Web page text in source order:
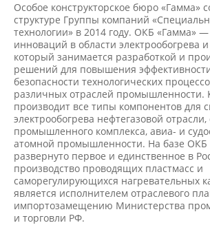
Особое конструкторское бюро «Гамма»
структуре Группы компаний
технологии» в 2014 году. ОКБ «Гамма»
инноваций в области электрообогрева
который занимается разработкой и
решений для повышения
безопасности технологических
различных отраслей промышленности.
производит все типы компонентов для
электрообогрева нефтегазовой
промышленного комплекса, авиа- и
атомной промышленности. На базе ОКБ
развернуто первое и единственное в
производство проводящих пластмасс и
саморегулирующихся нагревательных
является исполнителем отраслевого
импортозамещению Министерства
и торговли РФ.